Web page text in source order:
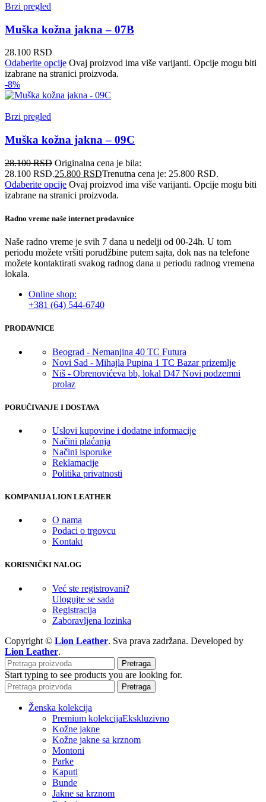
Brzi pregled
Muška kožna jakna – 07B
28.100 RSD
Odaberite opcije Ovaj proizvod ima više varijanti. Opcije mogu biti
izabrane na stranici proizvoda.
-8%
Brzi pregled
Muška kožna jakna – 09C
28.100RSD Originalna cena je bila:
28.100 RSD.25.800 RSDTrenutna cena je: 25.800 RSD.
Odaberite opcije Ovaj proizvod ima više varijanti. Opcije mogu biti
izabrane na stranici proizvoda.
Radno vreme naše internet prodavnice
Naše radno vreme je svih 7 dana u nedelji od 00-24h. U tom
periodu možete vršiti porudžbine putem sajta, dok nas na telefone
možete kontaktirati svakog radnog dana u periodu radnog vremena
lokala.
Online shop:
+381 (64) 544-6740
PRODAVNICE
Beograd - Nemanjina 40 TC Futura
Novi Sad - Mihajla Pupina 1 TC Bazar prizemlje
Niš - Obrenovićeva bb, lokal D47 Novi podzemni
prolaz
PORUČIVANJE I DOSTAVA
Uslovi kupovine i dodatne informacije
Načini plaćanja
Načini isporuke
Reklamacije
Politika privatnosti
KOMPANIJA LION LEATHER
O nama
Podaci o trgovcu
Kontakt
KORISNIČKI NALOG
Već ste registrovani?
Ulogujte se sada
Registracija
Zaboravljena lozinka
Copyright © Lion Leather. Sva prava zadržana. Developed by
Lion Leather.
Pretraga
Start typing to see products you are looking for.
Pretraga
Ženska kolekcija
Premium kolekcijaEkskluzivno
Kožne jakne
Kožne jakne sa krznom
Montoni
Parke
Kaputi
Bunde
Jakne sa krznom